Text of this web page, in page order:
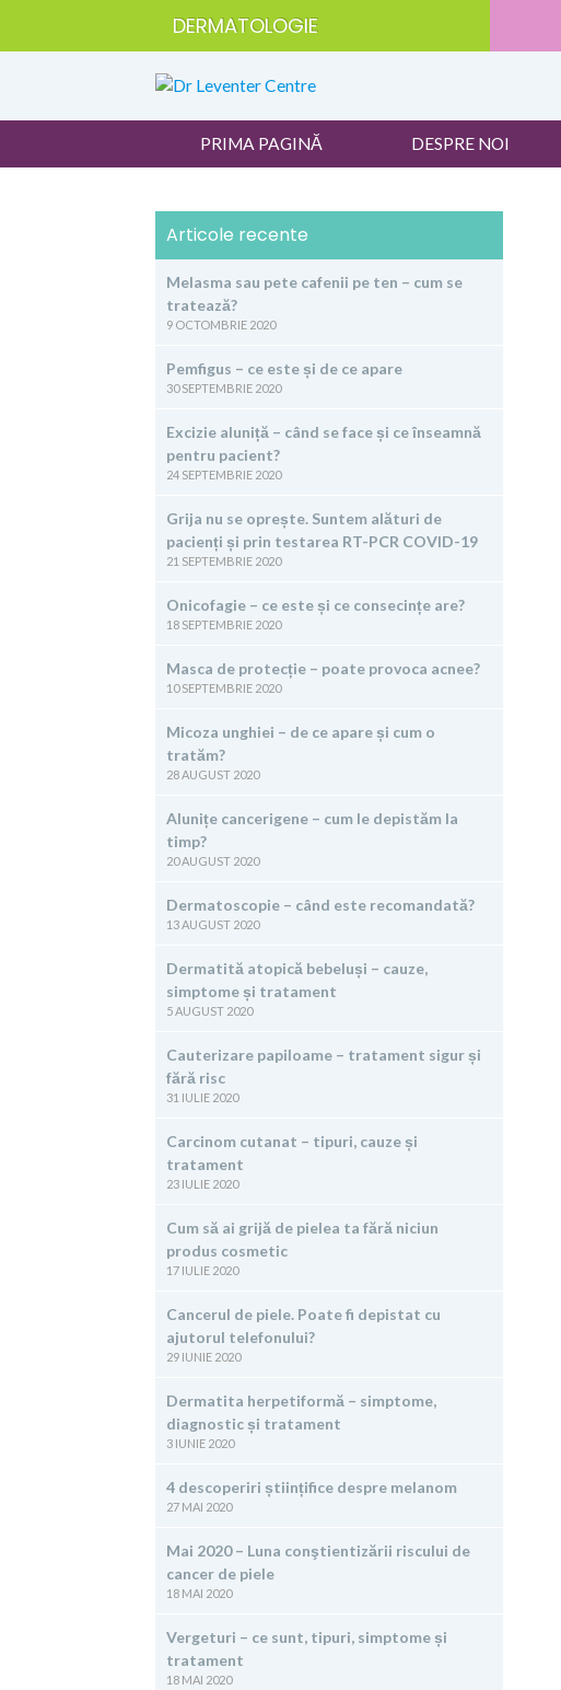
DERMATOLOGIE
PRIMA PAGINĂ DESPRE NOI
Articole recente
Melasma sau pete cafenii pe ten – cum se
tratează?
9 OCTOMBRIE 2020
Pemfigus – ce este și de ce apare
30 SEPTEMBRIE 2020
Excizie aluniță – când se face și ce înseamnă
pentru pacient?
24 SEPTEMBRIE 2020
Grija nu se oprește. Suntem alături de
pacienți și prin testarea RT-PCR COVID-19
21 SEPTEMBRIE 2020
Onicofagie – ce este și ce consecințe are?
18 SEPTEMBRIE 2020
Masca de protecție – poate provoca acnee?
10 SEPTEMBRIE 2020
Micoza unghiei – de ce apare și cum o
tratăm?
28 AUGUST 2020
Alunițe cancerigene – cum le depistăm la
timp?
20 AUGUST 2020
Dermatoscopie – când este recomandată?
13 AUGUST 2020
Dermatită atopică bebeluși – cauze,
simptome și tratament
5 AUGUST 2020
Cauterizare papiloame – tratament sigur și
fără risc
31 IULIE 2020
Carcinom cutanat – tipuri, cauze și
tratament
23 IULIE 2020
Cum să ai grijă de pielea ta fără niciun
produs cosmetic
17 IULIE 2020
Cancerul de piele. Poate fi depistat cu
ajutorul telefonului?
29 IUNIE 2020
Dermatita herpetiformă – simptome,
diagnostic și tratament
3 IUNIE 2020
4 descoperiri științifice despre melanom
27 MAI 2020
Mai 2020 – Luna conştientizării riscului de
cancer de piele
18 MAI 2020
Vergeturi – ce sunt, tipuri, simptome și
tratament
18 MAI 2020